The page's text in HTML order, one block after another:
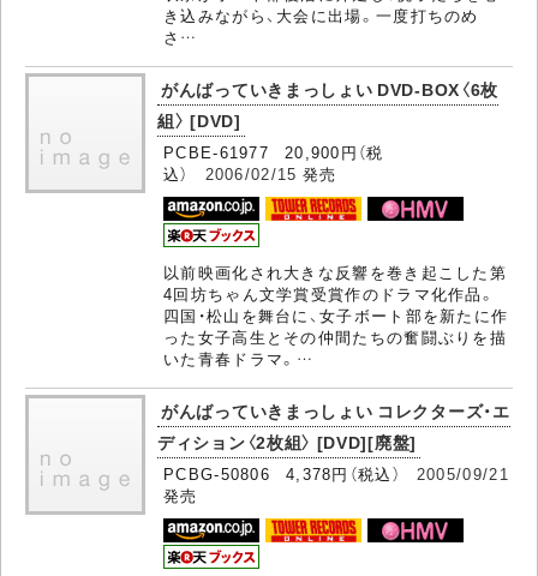
き込みながら、大会に出場。一度打ちのめ
さ…
がんばっていきまっしょい DVD-BOX〈6枚
組〉 [DVD]
PCBE-61977 20,900円（税
込） 2006/02/15 発売
以前映画化され大きな反響を巻き起こした第
4回坊ちゃん文学賞受賞作のドラマ化作品。
四国・松山を舞台に、女子ボート部を新たに作
った女子高生とその仲間たちの奮闘ぶりを描
いた青春ドラマ。…
がんばっていきまっしょい コレクターズ・エ
ディション〈2枚組〉 [DVD][廃盤]
PCBG-50806 4,378円（税込） 2005/09/21
発売